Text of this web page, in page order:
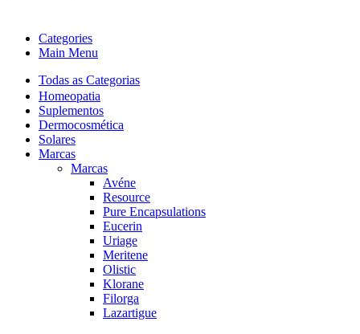
Categories
Main Menu
Todas as Categorias
Homeopatia
Suplementos
Dermocosmética
Solares
Marcas
Marcas
Avéne
Resource
Pure Encapsulations
Eucerin
Uriage
Meritene
Olistic
Klorane
Filorga
Lazartigue